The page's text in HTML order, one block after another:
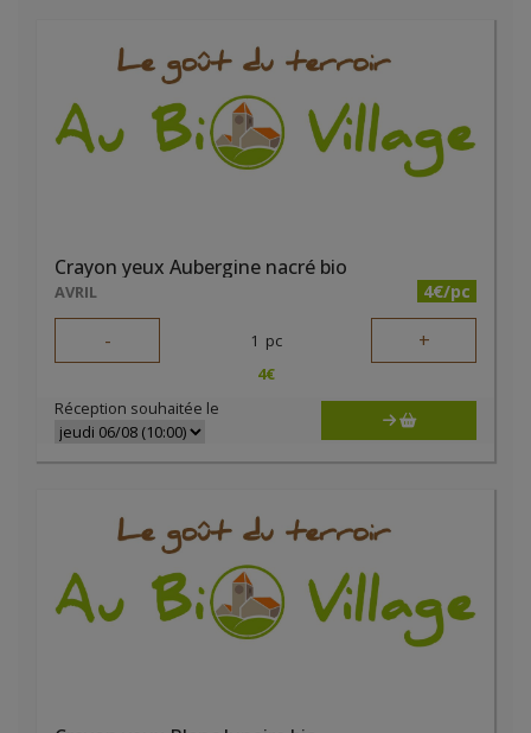
Crayon yeux Aubergine nacré bio
AVRIL 4€/pc
- 1 pc +
4€
Réception souhaitée le